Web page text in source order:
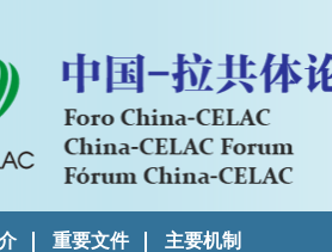
重要文件 主要机制